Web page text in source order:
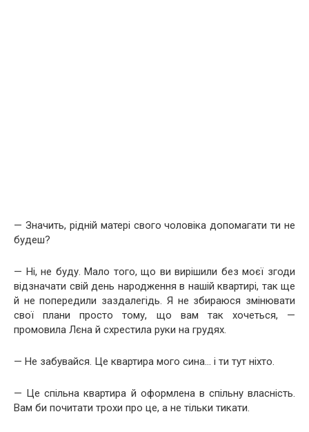
— Значить, рідній матері свого чоловіка допомагати ти не
будеш?
— Ні, не буду. Мало того, що ви вирішили без моєї згоди
відзначати свій день народження в нашій квартирі, так ще
й не попередили заздалегідь. Я не збираюся змінювати
свої плани просто тому, що вам так хочеться, —
промовила Лєна й схрестила руки на грудях.
— Не забувайся. Це квартира мого сина… і ти тут ніхто.
— Це спільна квартира й оформлена в спільну власність.
Вам би почитати трохи про це, а не тільки тикати.